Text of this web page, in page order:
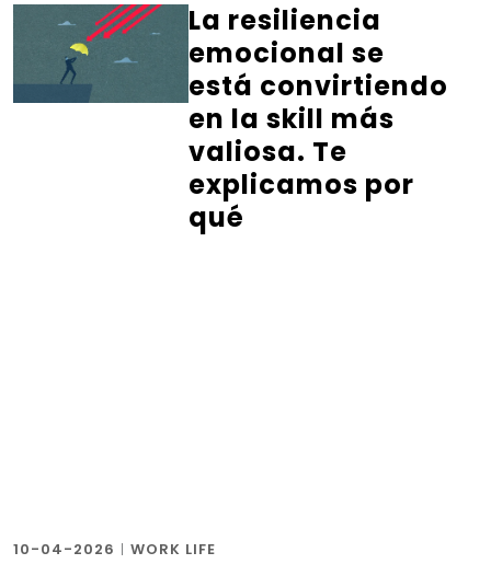
La resiliencia
emocional se
está convirtiendo
en la skill más
valiosa. Te
explicamos por
qué
10-04-2026 | WORK LIFE